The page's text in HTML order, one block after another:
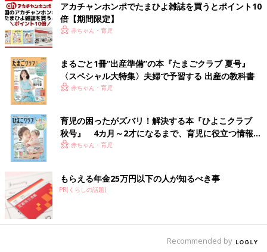
「合鍵を作るのではなく、玄関外にキーボックスを設置してはど
うでしょうか？」
「合鍵で合鍵を作った時（ややこしくてすみません）鍵屋さんに
言われたのが、『本鍵で作らないと、微妙に形状が違うので鍵穴
に合わないかもしれない。』と言われたことがあります」
万が一紛失したときにGPSで発見できるキーホルダーを活用する
手も。最新機器をうまく使って管理したいですね。
（文・古川はる香）
「そんな習慣あり!?」義実家でビック
今回のテーマは「義実家でのビックリエピソー
ド」です。「たまひよ」アプリユーザーの声を
聞くとともに、多くの悩める子育て家庭の相談
■文中のコメントはすべて、『ウィメンズパーク』（2022年1月
アカチャンホンポでたまひよ雑誌を買うとポイント10
倍【期間限定】
赤ちゃん・育児
まるごと1冊“出産準備”の本『たまごクラブ 夏号』
〈スペシャル大特集〉夫婦で予習する 出産の教科書
赤ちゃん・育児
育児の困ったがズバリ！解決する本『ひよこクラブ
秋号』 4カ月～2才になるまで、育児に役立つ情報が
いっぱい！
赤ちゃん・育児
もらえる年金25万円以下の人が知るべき事
PR(くらしの話題)
Recommended by